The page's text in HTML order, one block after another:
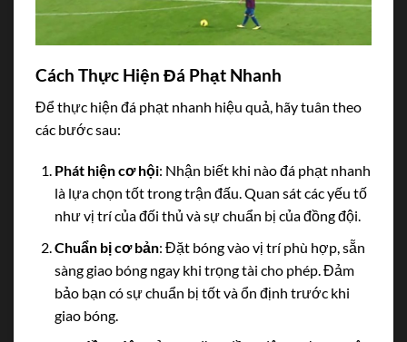
Cách Thực Hiện Đá Phạt Nhanh
Để thực hiện đá phạt nhanh hiệu quả, hãy tuân theo
các bước sau:
Phát hiện cơ hội: Nhận biết khi nào đá phạt nhanh
là lựa chọn tốt trong trận đấu. Quan sát các yếu tố
như vị trí của đối thủ và sự chuẩn bị của đồng đội.
Chuẩn bị cơ bản: Đặt bóng vào vị trí phù hợp, sẵn
sàng giao bóng ngay khi trọng tài cho phép. Đảm
bảo bạn có sự chuẩn bị tốt và ổn định trước khi
giao bóng.